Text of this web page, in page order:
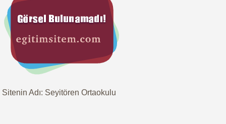
Sitenin Adı: Seyitören Ortaokulu